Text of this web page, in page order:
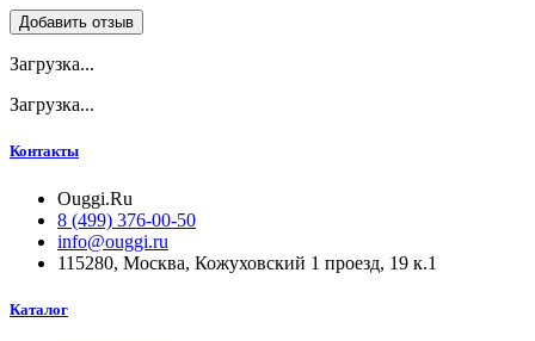
Добавить отзыв
Загрузка...
Загрузка...
Контакты
Ouggi.Ru
8 (499) 376-00-50
info@ouggi.ru
115280, Москва, Кожуховский 1 проезд, 19 к.1
Каталог